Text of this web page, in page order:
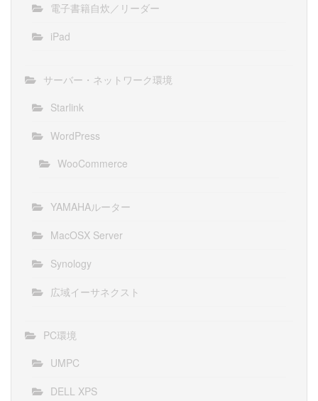
電子書籍自炊／リーダー
iPad
サーバー・ネットワーク環境
Starlink
WordPress
WooCommerce
YAMAHAルーター
MacOSX Server
Synology
広域イーサネクスト
PC環境
UMPC
DELL XPS